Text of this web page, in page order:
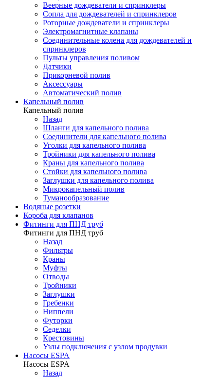
Веерные дождеватели и спринклеры
Сопла для дождевателей и спринклеров
Роторные дождеватели и спринклеры
Электромагнитные клапаны
Соединительные колена для дождевателей и
спринклеров
Пульты управления поливом
Датчики
Прикорневой полив
Аксессуары
Автоматический полив
Капельный полив
Капельный полив
Назад
Шланги для капельного полива
Соединители для капельного полива
Уголки для капельного полива
Тройники для капельного полива
Краны для капельного полива
Стойки для капельного полива
Заглушки для капельного полива
Микрокапельный полив
Туманообразование
Водяные розетки
Короба для клапанов
Фитинги для ПНД труб
Фитинги для ПНД труб
Назад
Фильтры
Краны
Муфты
Отводы
Тройники
Заглушки
Гребенки
Ниппели
Футорки
Седелки
Крестовины
Узлы подключения с узлом продувки
Насосы ESPA
Насосы ESPA
Назад